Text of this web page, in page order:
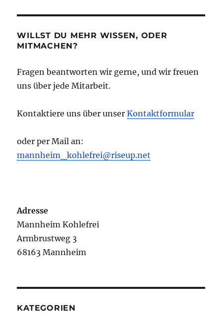
WILLST DU MEHR WISSEN, ODER
MITMACHEN?
Fragen beantworten wir gerne, und wir freuen
uns über jede Mitarbeit.
Kontaktiere uns über unserKontaktformular
oder per Mail an:
mannheim_kohlefrei@riseup.net
Adresse
Mannheim Kohlefrei
Armbrustweg 3
68163 Mannheim
KATEGORIEN